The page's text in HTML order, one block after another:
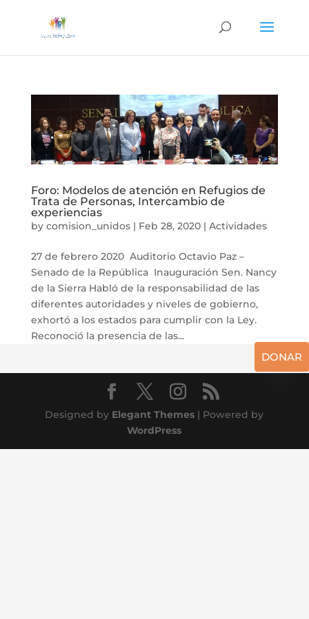
Foro: Modelos de atención en Refugios de
Trata de Personas, Intercambio de
experiencias
by comision_unidos| Feb 28, 2020| Actividades
27 de febrero 2020 Auditorio Octavio Paz –
Senado de la República Inauguración Sen. Nancy
de la Sierra Habló de la responsabilidad de las
diferentes autoridades y niveles de gobierno,
exhortó a los estados para cumplir con la Ley.
Reconoció la presencia de las...
Designed by Elegant Themes | Powered by
WordPress
DONAR